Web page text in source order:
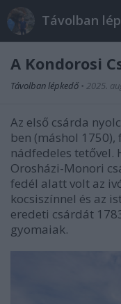
Távolban
A Kondorosi
Távolban lépkedő • 2025.
Az első csárda
ben (máshol
nádfedeles tetővel.
Orosházi-Monori
fedél alatt volt az
kocsiszínnel és az
eredeti csárdát
gyomaiak.